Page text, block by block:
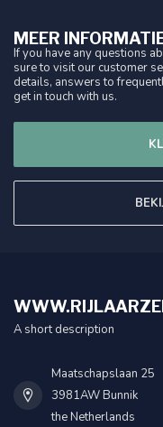
MEER
If you have any questions
sure to visit our customer
details, answers to
get in touch with us.
A short description
Maatschapslaan 25
3981AW Bunnik
the Netherlands